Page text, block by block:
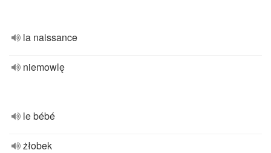
la naissance
niemowlę
le bébé
żłobek